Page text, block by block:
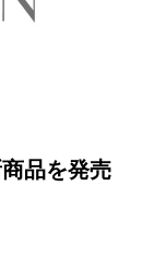
品を発売